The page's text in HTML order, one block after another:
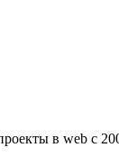
в web с